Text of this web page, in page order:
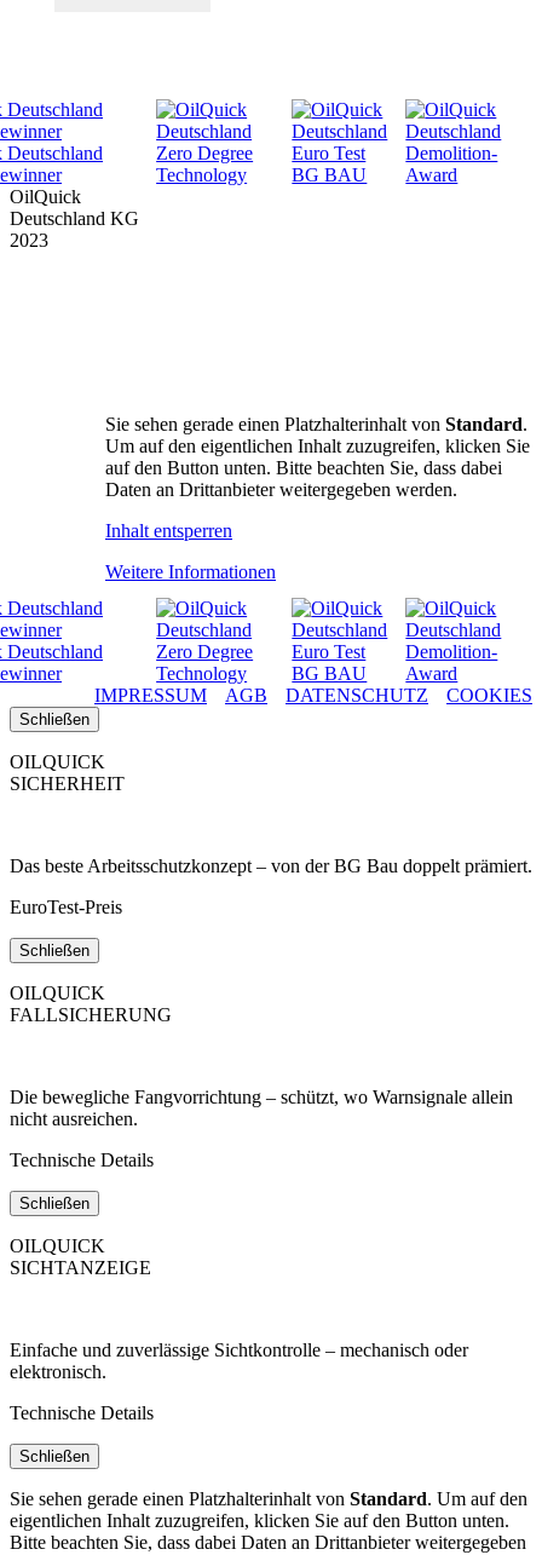
OilQuick
Deutschland KG
2023
IMPRESSUM AGB DATENSCHUTZ COOKIES
Sie sehen gerade einen Platzhalterinhalt von Standard.
Um auf den eigentlichen Inhalt zuzugreifen, klicken Sie
auf den Button unten. Bitte beachten Sie, dass dabei
Daten an Drittanbieter weitergegeben werden.
Inhalt entsperren
Weitere Informationen
Schließen
OILQUICK
SICHERHEIT
Das beste Arbeitsschutzkonzept – von der BG Bau doppelt prämiert.
EuroTest-Preis
Schließen
OILQUICK
FALLSICHERUNG
Die bewegliche Fangvorrichtung – schützt, wo Warnsignale allein
nicht ausreichen.
Technische Details
Schließen
OILQUICK
SICHTANZEIGE
Einfache und zuverlässige Sichtkontrolle – mechanisch oder
elektronisch.
Technische Details
Schließen
Sie sehen gerade einen Platzhalterinhalt von Standard. Um auf den
eigentlichen Inhalt zuzugreifen, klicken Sie auf den Button unten.
Bitte beachten Sie, dass dabei Daten an Drittanbieter weitergegeben